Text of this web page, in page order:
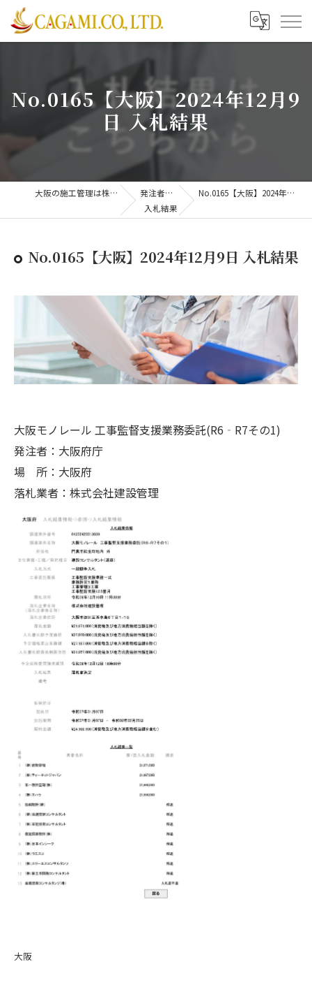
No.0165【大阪】2024年12月9
日 入札結果
大阪の施工管理は株式会社CAGAMI
発注者支援業務
入札結果
No.0165【大阪】2024年12月9日 入札結果
No.0165【大阪】2024年12月9日 入札結果
大阪モノレール 工事監督支援業務委託(R6‐R7その1)
発注者：大阪府庁
場 所：大阪府
落札業者：株式会社建設管理
大阪